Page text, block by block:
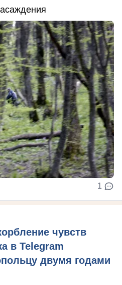
1
чувств
в Telegram
двумя годами